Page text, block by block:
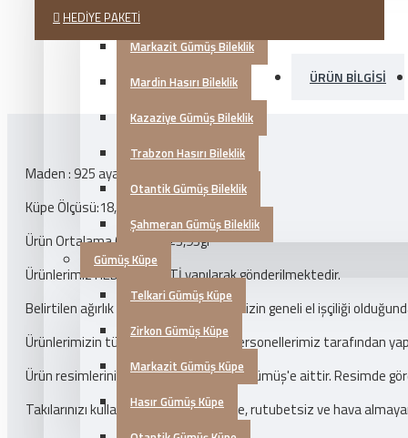
Zirkon Gümüş Bileklik
Markazit Gümüş Bileklik
Mardin Hasırı Bileklik
Kazaziye Gümüş Bileklik
Trabzon Hasırı Bileklik
Otantik Gümüş Bileklik
Şahmeran Gümüş Bileklik
Gümüş Küpe
Telkari Gümüş Küpe
Zirkon Gümüş Küpe
Markazit Gümüş Küpe
Hasır Gümüş Küpe
HEDIYE PAKETI
ÜRÜN BILGISI
Maden : 925 ayar gümüş
Küpe Ölçüsü:18,5mm
Ürün Ortalama Gramajı : ±3,93gr
Ürünlerimiz HEDİYE PAKETİ yapılarak gönderilmektedir.
Belirtilen ağırlık ortalamadır, ürünlerimizin geneli el işçiliği
Ürünlerimizin tüm kalite kontrolleri personellerimiz tarafından
Ürün resimlerinin çekimi firmamız Kılıç Gümüş'e aittir. Resimde
Takılarınızı kullanmadığınız süre içinde, rutubetsiz ve hava